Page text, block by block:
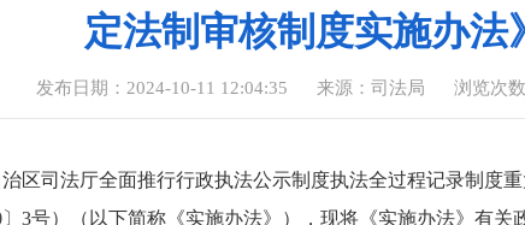
定法制审核制度实施办法
发布日期：2024-10-11 12:04:35 来源：司法局 浏览次数
区司法厅全面推行行政执法公示制度执法全过程记录制度
3号）（以下简称《实施办法》），现将《实施办法》有关